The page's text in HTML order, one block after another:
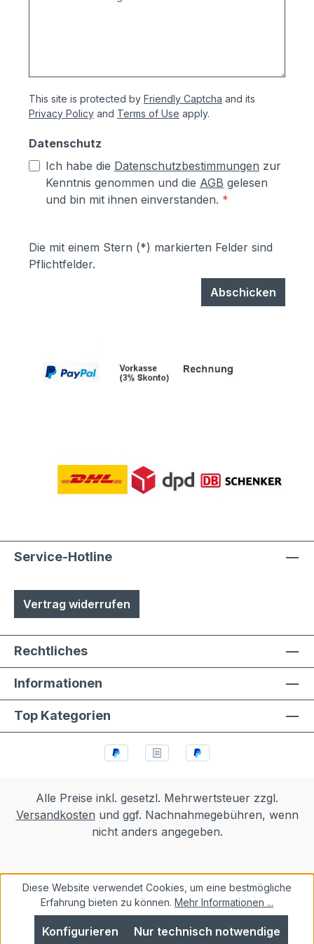
en (Angaben vom Hersteller):- Kästen aus
sendzimierverzinktem Stahl (verfombar
zusätzlich hoher Aluminiumanteil d.h.
hoher Korrosionsschutz)- Teile aus
sendzimirverzinktem Stahl werden vor
dem Pulverbeschichten Eisen-
Aluminium- und Stahlteile, Ausnahme
eloxierte Oberflächen, eine
lösungsmittelfreie Pulverlackierung (z.T.
auch Kunststoffbeschichtung genannt) mit
mindestens ca. 70 µmProduktservice:-
Ersatzteile sind günsitg vorrätig, Türen
Ausrichtung nach Montage bzw.
Austuasch im Falle einer Beschädigung
This site is protected by Friendly Captcha and its
Privacy Policy and Terms of Use apply.
Datenschutz
Ich habe die Datenschutzbestimmungen zur
Kenntnis genommen und die AGB gelesen
und bin mit ihnen einverstanden. *
Die mit einem Stern (*) markierten Felder sind
Pflichtfelder.
Abschicken
Service-Hotline
Vertrag widerrufen
Rechtliches
Informationen
Top Kategorien
Alle Preise inkl. gesetzl. Mehrwertsteuer zzgl.
Versandkosten und ggf. Nachnahmegebühren, wenn
nicht anders angegeben.
Diese Website verwendet Cookies, um eine bestmögliche
Erfahrung bieten zu können. Mehr Informationen ...
Nur technisch notwendige
Konfigurieren